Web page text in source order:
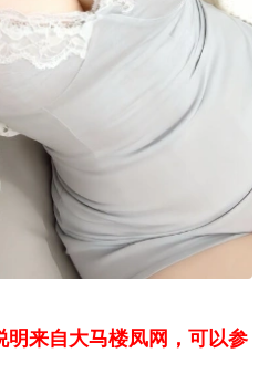
明来自大马楼凤网，可以参